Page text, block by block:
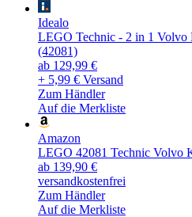
Idealo
LEGO Technic - 2 in 1 Volvo
(42081)
ab 129,99 €
+ 5,99 € Versand
Zum Händler
Auf die Merkliste
Amazon
LEGO 42081 Technic Volvo
ab 139,90 €
versandkostenfrei
Zum Händler
Auf die Merkliste